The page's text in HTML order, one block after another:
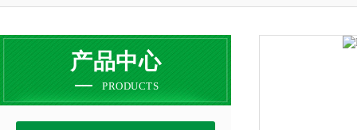
产品中心
PRODUCTS